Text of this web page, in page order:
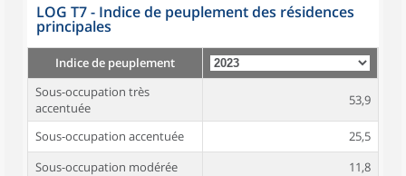
LOG T7 - Indice de peuplement des résidences
principales
Indice de peuplement
Sous-occupation très
accentuée
53,9
Sous-occupation accentuée
25,5
Sous-occupation modérée
11,8